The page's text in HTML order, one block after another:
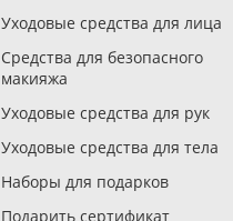
Уходовые средства для лица
Средства для безопасного
макияжа
Уходовые средства для рук
Уходовые средства для тела
Наборы для подарков
Подарить сертификат